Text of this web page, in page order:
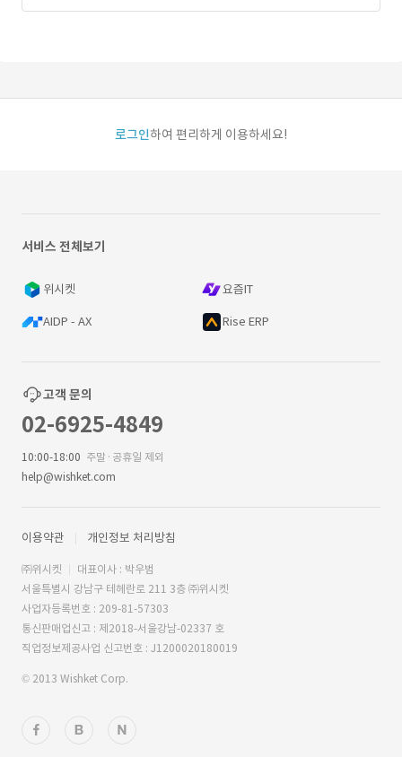
로그인하여 편리하게 이용하세요!
서비스 전체보기
위시켓 요즘IT
AIDP - AX Rise ERP
고객 문의
02-6925-4849
10:00-18:00 주말·공휴일 제외
help@wishket.com
이용약관 개인정보 처리방침
㈜위시켓
대표이사 : 박우범
서울특별시 강남구 테헤란로 211 3층 ㈜위시켓
사업자등록번호 : 209-81-57303
통신판매업신고 : 제2018-서울강남-02337 호
직업정보제공사업 신고번호 : J1200020180019
© 2013 Wishket Corp.